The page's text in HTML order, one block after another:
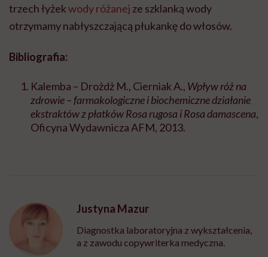
trzech łyżekwody różanej ze szklanką wody
otrzymamy nabłyszczającą płukankę do włosów.
Bibliografia:
Kalemba – Drożdż M., Cierniak A., Wpływ róż na
zdrowie – farmakologiczne i biochemiczne działanie
ekstraktów z płatków Rosa rugosa i Rosa damascena,
Oficyna Wydawnicza AFM, 2013.
Justyna Mazur
Diagnostka laboratoryjna z wykształcenia,
a z zawodu copywriterka medyczna.